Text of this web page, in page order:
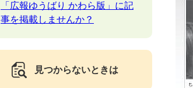
「広報ゆうばり かわら版」に記
事を掲載しませんか？
見つからないときは